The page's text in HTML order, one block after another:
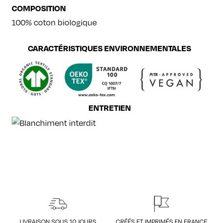
COMPOSITION
100% coton biologique
CARACTÉRISTIQUES ENVIRONNEMENTALES
ENTRETIEN